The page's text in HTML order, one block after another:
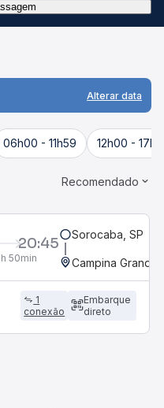
Alterar data
06h00 - 11h59 12h00 -
Recomendado
20:45
50min
Sorocaba, SP
Campina
1
conexão
Embarque
direto